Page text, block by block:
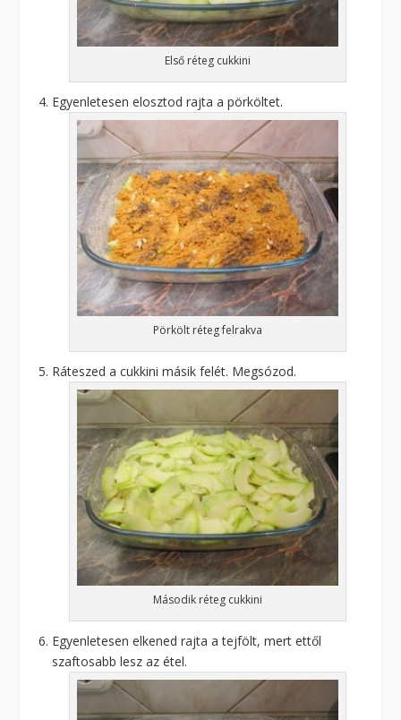
Első réteg cukkini
Egyenletesen elosztod rajta a pörköltet.
Pörkölt réteg felrakva
Ráteszed a cukkini másik felét. Megsózod.
Második réteg cukkini
Egyenletesen elkened rajta a tejfölt, mert ettől
szaftosabb lesz az étel.